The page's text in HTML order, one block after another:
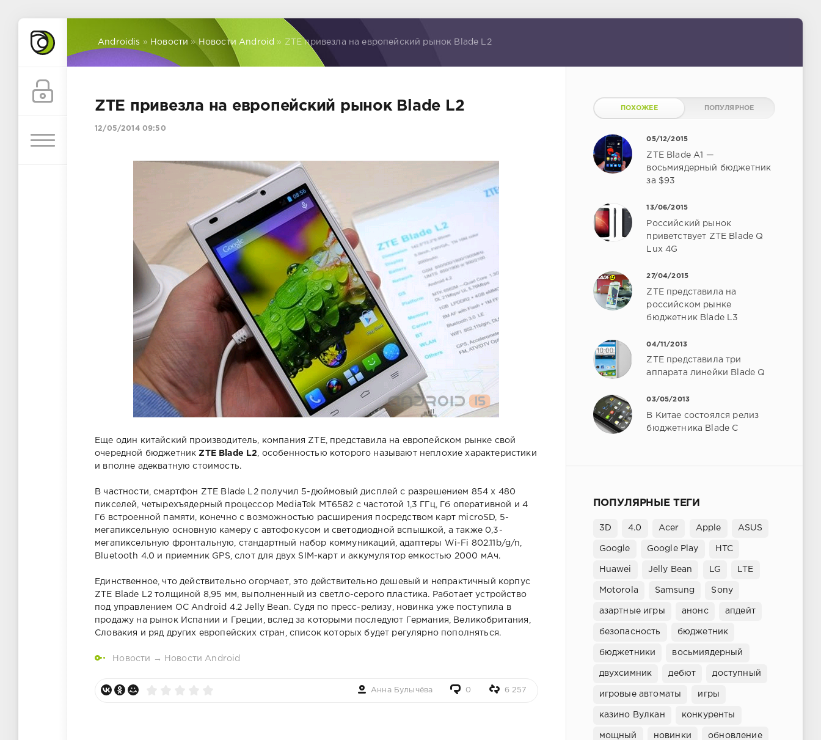
Androidis » Новости » Новости Android » ZTE привезла на европейский рынок Blade L2
ZTE привезла на европейский рынок Blade L2
12/05/2014 09:50
Еще один китайский производитель, компания ZTE, представила на европейском рынке свой
очередной бюджетник ZTE Blade L2
, особенностью которого называют неплохие характеристики
и вполне адекватную стоимость.
В частности, смартфон ZTE Blade L2 получил 5-дюймовый дисплей с разрешением 854 х 480
пикселей, четырехъядерный процессор MediaTek MT6582 с частотой 1,3 ГГц, Гб оперативной и 4
Гб встроенной памяти, конечно с возможностью расширения посредством карт microSD, 5-
мегапиксельную основную камеру с автофокусом и светодиодной вспышкой, а также 0,3-
мегапиксельную фронтальную, стандартный набор коммуникаций, адаптеры Wi-Fi 802.11b/g/n,
Bluetooth 4.0 и приемник GPS, слот для двух SIM-карт и аккумулятор емкостью 2000 мАч.
Единственное, что действительно огорчает, это действительно дешевый и непрактичный корпус
ZTE Blade L2 толщиной 8,95 мм, выполненный из светло-серого пластика. Работает устройство
под управлением ОС Android 4.2 Jelly Bean. Судя по пресс-релизу, новинка уже поступила в
продажу на рынок Испании и Греции, вслед за которыми последуют Германия, Великобритания,
Словакия и ряд других европейских стран, список которых будет регулярно пополняться.
Новости → Новости Android
Анна Булычёва 0 6 257
ПОХОЖЕЕ ПОПУЛЯРНОЕ
05/12/2015
ZTE Blade A1 —
восьмиядерный бюджетник
за $93
13/06/2015
Российский рынок
приветствует ZTE Blade Q
Lux 4G
27/04/2015
ZTE представила на
российском рынке
бюджетник Blade L3
04/11/2013
ZTE представила три
аппарата линейки Blade Q
03/05/2013
В Китае состоялся релиз
бюджетника Blade C
ПОПУЛЯРНЫЕ ТЕГИ
3D 4.0 Acer Apple ASUS
Google Google Play HTC
Huawei Jelly Bean LG LTE
Motorola Samsung Sony
азартные игры анонс апдейт
безопасность бюджетник
бюджетники восьмиядерный
двухсимник дебют доступный
игровые автоматы игры
казино Вулкан конкуренты
мощный новинки обновление